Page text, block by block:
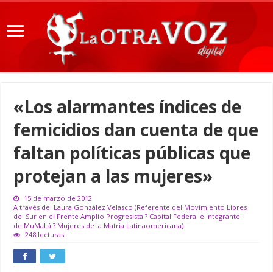
«Los alarmantes índices de
femicidios dan cuenta de que
faltan políticas públicas que
protejan a las mujeres»
15 de marzo de 2012
A través de: Laura González Velasco (Referente del Movimiento Libres
del Sur en el Frente Amplio Progresista ? Capital Federal e Integrante
de MuMaLá ? Mujeres de la Matria Latinaomericana)
248 lecturas